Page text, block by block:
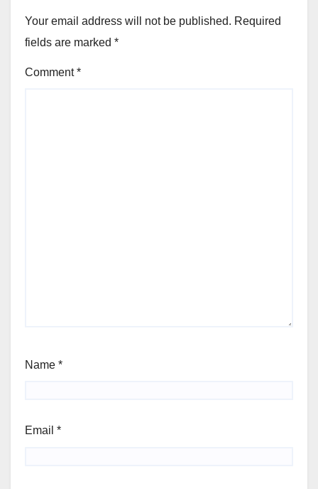
Your email address will not be published. Required
fields are marked *
Comment*
Name *
Email *